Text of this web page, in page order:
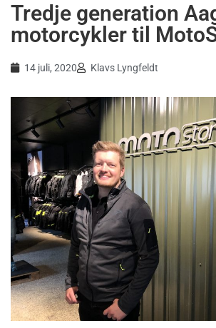
Tredje generation
motorcykler til
14 juli, 2020 Klavs Lyngfeldt